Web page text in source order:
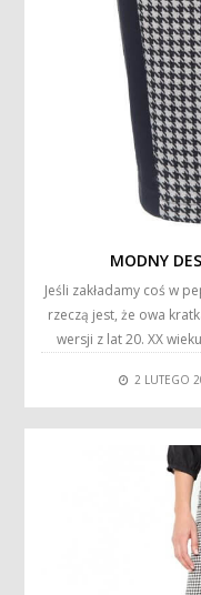
MODNY
Jeśli zakładamy coś w
rzeczą jest, że owa
wersji z lat 20. XX
2 LUTEGO